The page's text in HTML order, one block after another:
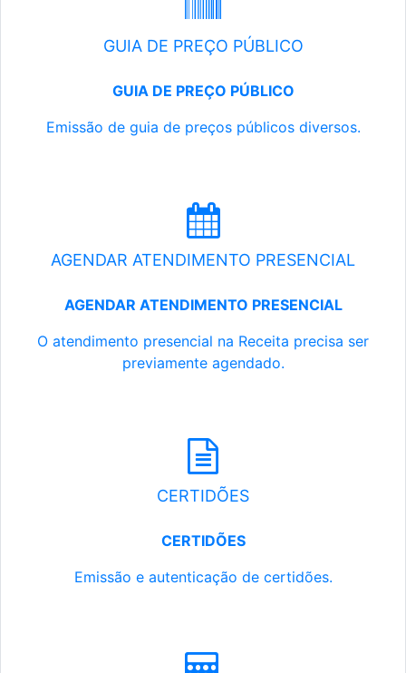
GUIA DE PREÇO PÚBLICO
GUIA DE PREÇO PÚBLICO
Emissão de guia de preços públicos diversos.
AGENDAR ATENDIMENTO PRESENCIAL
AGENDAR ATENDIMENTO PRESENCIAL
O atendimento presencial na Receita precisa ser
previamente agendado.
CERTIDÕES
CERTIDÕES
Emissão e autenticação de certidões.